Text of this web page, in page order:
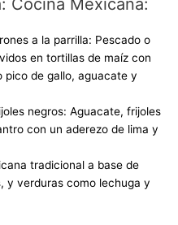
Cocina Mexicana:
a la parrilla: Pescado o
en tortillas de maíz con
pico de gallo, aguacate y
negros: Aguacate, frijoles
con un aderezo de lima y
tradicional a base de
y verduras como lechuga y